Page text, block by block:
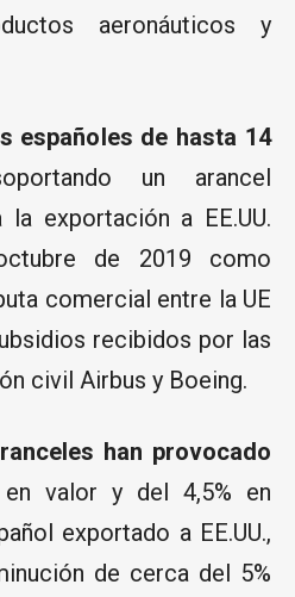
aeronáuticos y
españoles de hasta 14
un arancel
exportación a EE.UU.
de 2019 como
comercial entre la UE
recibidos por las
civil Airbus y Boeing.
han provocado
en valor y del 4,5% en
exportado a EE.UU.,
de cerca del 5%